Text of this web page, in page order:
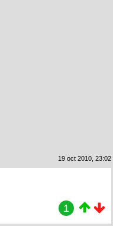
19 oct 2010, 23:02
1